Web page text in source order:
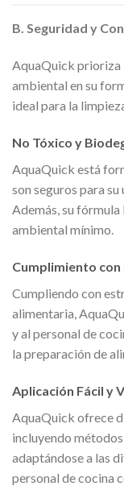
B. Seguridad y
AquaQuick prioriza
ambiental en su
ideal para la
No Tóxico y
AquaQuick está
son seguros para
Además, su
ambiental mínimo.
Cumplimiento
Cumpliendo con
alimentaria,
y al personal de
la preparación de
Aplicación Fácil y
AquaQuick ofrece
incluyendo
adaptándose a las
personal de cocina